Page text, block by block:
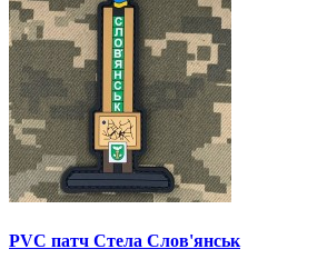
PVC патч Стела Слов'янськ